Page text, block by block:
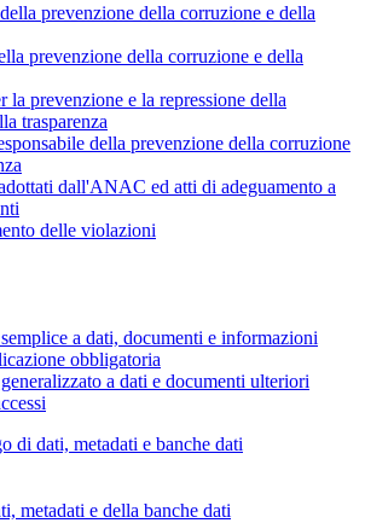
prevenzione della corruzione e della
prevenzione della corruzione e della
la prevenzione e la repressione della
trasparenza
della prevenzione della corruzione
dall'ANAC ed atti di adeguamento a
delle violazioni
a dati, documenti e informazioni
obbligatoria
a dati e documenti ulteriori
di dati, metadati e banche dati
metadati e della banche dati